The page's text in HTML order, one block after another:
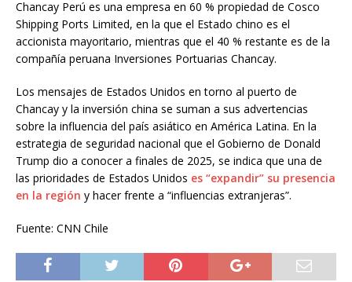
Chancay Perú es una empresa en 60 % propiedad de Cosco
Shipping Ports Limited, en la que el Estado chino es el
accionista mayoritario, mientras que el 40 % restante es de la
compañía peruana Inversiones Portuarias Chancay.
Los mensajes de Estados Unidos en torno al puerto de
Chancay y la inversión china se suman a sus advertencias
sobre la influencia del país asiático en América Latina. En la
estrategia de seguridad nacional que el Gobierno de Donald
Trump dio a conocer a finales de 2025, se indica que una de
las prioridades de Estados Unidos es “expandir” su presencia
en la región y hacer frente a “influencias extranjeras”.
Fuente: CNN Chile